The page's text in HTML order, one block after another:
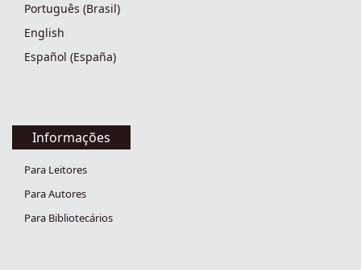
Português (Brasil)
English
Español (España)
Informações
Para Leitores
Para Autores
Para Bibliotecários